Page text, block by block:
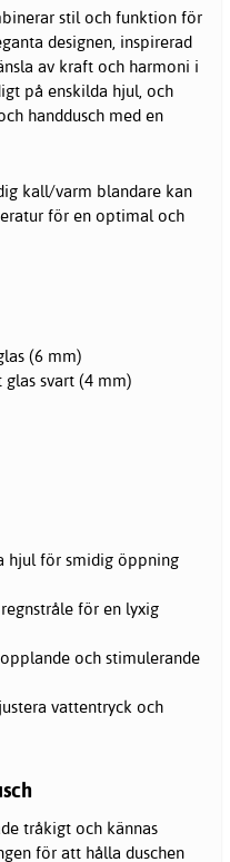
stil och funktion för
designen, inspirerad
av kraft och harmoni i
på enskilda hjul, och
handdusch med en
kall/varm blandare kan
för en optimal och
(6 mm)
glas svart (4 mm)
hjul för smidig öppning
för en lyxig
och stimulerande
vattentryck och
tråkigt och kännas
för att hålla duschen